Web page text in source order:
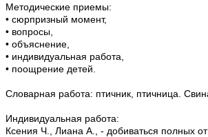
Методические приемы:
• сюрпризный момент,
• вопросы,
• объяснение,
• индивидуальная работа,
• поощрение детей.
Словарная работа: птичник, птичница.
Индивидуальная работа:
Ксения Ч., Лиана А., - добиваться полных